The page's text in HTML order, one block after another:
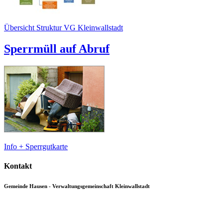
Übersicht Struktur VG Kleinwallstadt
Sperrmüll auf Abruf
Info + Sperrgutkarte
Kontakt
Gemeinde Hausen - Verwaltungsgemeinschaft Kleinwallstadt